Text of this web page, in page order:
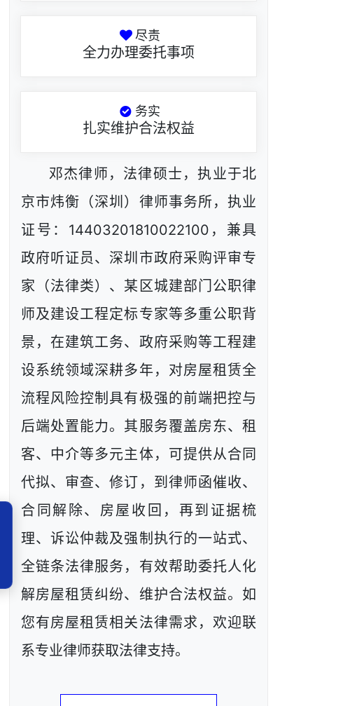
尽责
全力办理委托事项
务实
扎实维护合法权益
邓杰律师，法律硕士，执业于北
京市炜衡（深圳）律师事务所，执业
证号：14403201810022100，兼具
政府听证员、深圳市政府采购评审专
家（法律类）、某区城建部门公职律
师及建设工程定标专家等多重公职背
景，在建筑工务、政府采购等工程建
设系统领域深耕多年，对房屋租赁全
流程风险控制具有极强的前端把控与
后端处置能力。其服务覆盖房东、租
客、中介等多元主体，可提供从合同
代拟、审查、修订，到律师函催收、
合同解除、房屋收回，再到证据梳
理、诉讼仲裁及强制执行的一站式、
全链条法律服务，有效帮助委托人化
解房屋租赁纠纷、维护合法权益。如
您有房屋租赁相关法律需求，欢迎联
系专业律师获取法律支持。